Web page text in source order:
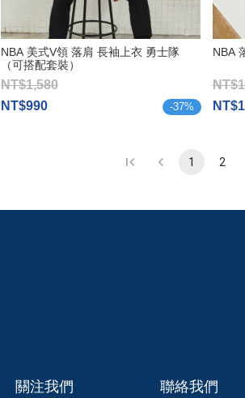
NBA 美式V領 落肩 長袖上衣 勇士隊
（可搭配套裝）
NT$1,580
NT$990
-37%
NBA
1 2
聯絡我們
關注我們